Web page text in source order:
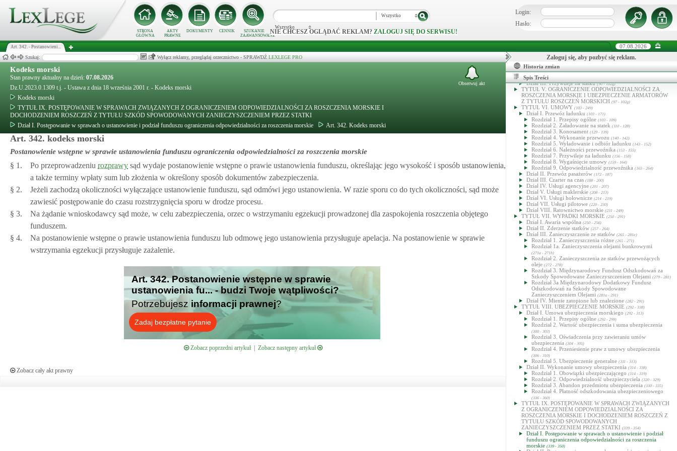
STRONA
GŁÓWNA
AKTY
PRAWNE
DOKUMENTY CENNIK
SZUKANIE
ZAAWANSOWANE
Wszystko
Wszystko
NIE CHCESZ OGLĄDAĆ REKLAM? ZALOGUJ SIĘ DO SERWISU!
Login:
Hasło:
Art. 342. - Postanowieni... 07.08.2026
Szukaj: Wyłącz reklamy, przeglądaj orzecznictwo - SPRAWDŹ LEXLEGE PRO
Kodeks morski
Stan prawny aktualny na dzień: 07.08.2026
Dz.U.2023.0.1309 t.j. - Ustawa z dnia 18 września 2001 r. - Kodeks morski
Kodeks morski
TYTUŁ IX. POSTĘPOWANIE W SPRAWACH ZWIĄZANYCH Z OGRANICZENIEM ODPOWIEDZIALNOŚCI ZA ROSZCZENIA MORSKIE I
DOCHODZENIEM ROSZCZEŃ Z TYTUŁU SZKÓD SPOWODOWANYCH ZANIECZYSZCZENIEM PRZEZ STATKI
Dział I. Postępowanie w sprawach o ustanowienie i podział funduszu ograniczenia odpowiedzialności za roszczenia morskie
Art. 342. Kodeks morski
Obserwuj akt
Art. 342. kodeks morski
Postanowienie wstępne w sprawie ustanowienia funduszu ograniczenia odpowiedzialności za roszczenia morskie
§ 1. Po przeprowadzeniu rozprawy sąd wydaje postanowienie wstępne o prawie ustanowienia funduszu, określając jego wysokość i sposób ustanowienia,
a także terminy wpłaty sum lub złożenia w określony sposób dokumentów zabezpieczenia.
§ 2.
Jeżeli zachodzą okoliczności wyłączające ustanowienie funduszu, sąd odmówi jego ustanowienia. W razie sporu co do tych okoliczności, sąd może
zawiesić postępowanie do czasu rozstrzygnięcia sporu w drodze procesu.
§ 3.
Na żądanie wnioskodawcy sąd może, w celu zabezpieczenia, orzec o wstrzymaniu egzekucji prowadzonej dla zaspokojenia roszczenia objętego
funduszem.
§ 4.
Na postanowienie wstępne o prawie ustanowienia funduszu lub odmowę jego ustanowienia przysługuje apelacja. Na postanowienie w sprawie
wstrzymania egzekucji przysługuje zażalenie.
Art. 342. Postanowienie wstępne w sprawie
ustanowienia fu... - budzi Twoje wątpliwości?
Potrzebujesz informacji prawnej?
Zadaj bezpłatne pytanie
Zobacz poprzedni artykuł| Zobacz następny artykuł
Zobacz cały akt prawny
Zaloguj się, aby pozbyć się reklam.
Historia zmian
Spis Treści
Dział I. Polska przynależność statku (9 - 22)
Dział II. Rejestr okrętowy(23 - 39)
Dział III. Pomiar statku
Dział IV. Dokumenty statku
Dział I. Przepisy ogólne(53 - 55)
Dział III. Uprawnienia kapitana
Dział IV. Publicznoprawne funkcje kapitana(71 - 72)
TYTUŁ IV. PRAWA RZECZOWE
Dział I. Własność statku(73 - 75)
Dział II. Zastaw na statku
Dział III. Przywileje na statku(90 - 102g)
TYTUŁ V. OGRANICZENIE ODPOWIEDZIALNOŚCI ZA
ROSZCZENIA MORSKIE I UBEZPIECZENIE ARMATORÓW
Z TYTUŁU ROSZCZEŃ MORSKICH (97 - 102g)
TYTUŁ VI. UMOWY (103 - 249)
Dział I. Przewóz ładunku (103 - 171)
Rozdział 1. Przepisy ogólne (103 - 109)
Rozdział 2. Załadowanie na statek (110 - 128)
Rozdział 3. Konosament (129 - 139)
Rozdział 4. Wykonanie przewozu (140 - 142)
Rozdział 5. Wyładowanie i odbiór ładunku (143 - 152)
Rozdział 6. Należności przewoźnika (153 - 155)
Rozdział 7. Przywileje na ładunku (156 - 158)
Rozdział 8. Wygaśnięcie umowy (159 - 164)
Rozdział 9. Odpowiedzialność przewoźnika (165 - 264)
Dział II. Przewóz pasażerów (172 - 187)
Dział III. Czarter na czas (188 - 200)
Dział IV. Usługi agencyjne (201 - 207)
Dział V. Usługi maklerskie (208 - 213)
Dział VI. Usługi holownicze (214 - 219)
Dział VII. Usługi pilotowe (220 - 230)
Dział VIII. Ratownictwo morskie (231 - 249)
TYTUŁ VII. WYPADKI MORSKIE (250 - 291)
Dział I. Awaria wspólna (250 - 256)
Dział II. Zderzenie statków (257 - 264)
Dział III. Zanieczyszczenie ze statków (265 - 281e)
Rozdział 1. Zanieczyszczenia różne (265 - 271)
Rozdział 1a. Zanieczyszczenia olejami bunkrowymi
(271a - 271h)
Rozdział 2. Zanieczyszczenia ze statków przewożących
oleje (272 - 278)
Rozdział 3. Międzynarodowy Fundusz Odszkodowań za
Szkody Spowodowane Zanieczyszczeniem Olejami (279 - 281)
Rozdział 3a Międzynarodowy Dodatkowy Fundusz
Odszkodowań za Szkody Spowodowane
Zanieczyszczeniem Olejami (281a - 291)
Dział IV. Mienie zatopione lub znalezione (282 - 291)
TYTUŁ VIII. UBEZPIECZENIE MORSKIE (292 - 338)
Dział I. Umowa ubezpieczenia morskiego (292 - 313)
Rozdział 1. Przepisy ogólne (292 - 299)
Rozdział 2. Wartość ubezpieczenia i suma ubezpieczenia
(300 - 303)
Rozdział 3. Oświadczenia przy zawieraniu umów
ubezpieczenia (304 - 305)
Rozdział 4. Przeniesienie praw z umowy ubezpieczenia
(306 - 310)
Rozdział 5. Ubezpieczenie generalne (311 - 313)
Dział II. Wykonanie umowy ubezpieczenia (314 - 338)
Rozdział 1. Obowiązki ubezpieczającego (314 - 319)
Rozdział 2. Odpowiedzialność ubezpieczyciela (320 - 329)
Rozdział 3. Abandon przedmiotu ubezpieczenia (330 - 335)
Rozdział 4. Płatność odszkodowania ubezpieczeniowego
(336 - 360)
TYTUŁ IX. POSTĘPOWANIE W SPRAWACH ZWIĄZANYCH
Z OGRANICZENIEM ODPOWIEDZIALNOŚCI ZA
ROSZCZENIA MORSKIE I DOCHODZENIEM ROSZCZEŃ Z
TYTUŁU SZKÓD SPOWODOWANYCH
ZANIECZYSZCZENIEM PRZEZ STATKI (339 - 354)
Dział I. Postępowanie w sprawach o ustanowienie i podział
funduszu ograniczenia odpowiedzialności za roszczenia
morskie (339 - 350)